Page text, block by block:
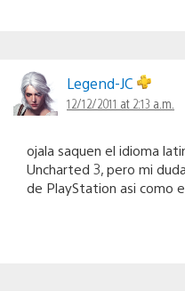
Legend-JC
12/12/2011 at 2:13 a.m.
ojala saquen el idioma
Uncharted 3, pero mi
de PlayStation asi como